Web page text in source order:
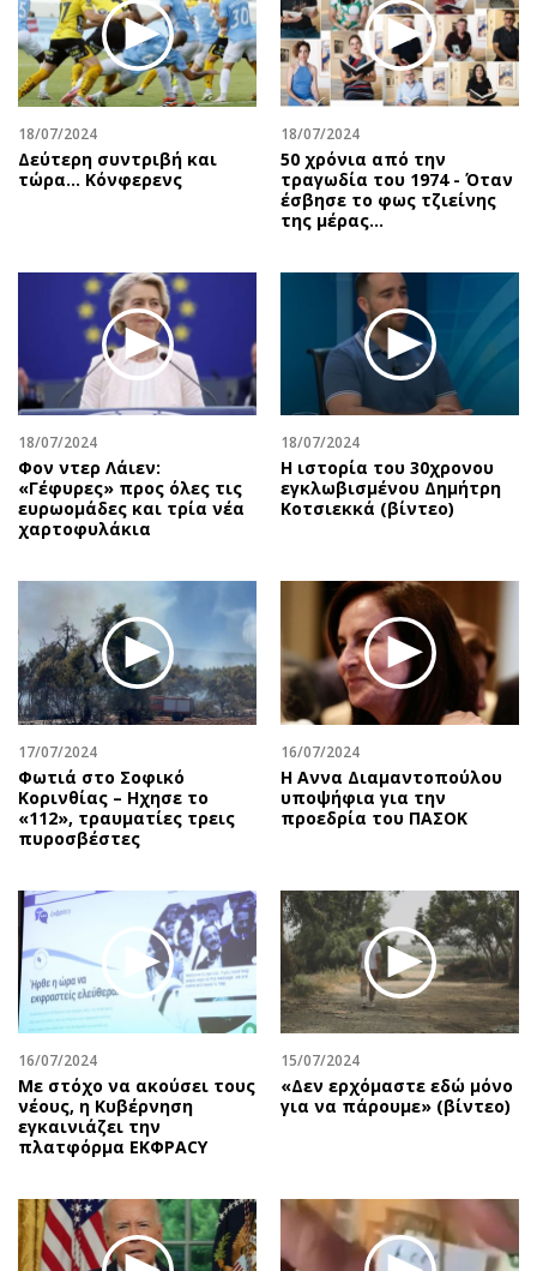
Χειρόγραφα
Επιστολές
18/07/2024
Δεύτερη συντριβή και
τώρα... Κόνφερενς
18/07/2024
50 χρόνια από την
τραγωδία του 1974 - Όταν
έσβησε το φως τζιείνης
της μέρας…
18/07/2024
Φον ντερ Λάιεν:
«Γέφυρες» προς όλες τις
ευρωομάδες και τρία νέα
χαρτοφυλάκια
18/07/2024
Η ιστορία του 30χρονου
εγκλωβισμένου Δημήτρη
Κοτσιεκκά (βίντεο)
17/07/2024
Φωτιά στο Σοφικό
Κορινθίας – Ηχησε το
«112», τραυματίες τρεις
πυροσβέστες
16/07/2024
Η Αννα Διαμαντοπούλου
υποψήφια για την
προεδρία του ΠΑΣΟΚ
16/07/2024
Με στόχο να ακούσει τους
νέους, η Κυβέρνηση
εγκαινιάζει την
πλατφόρμα ΕΚΦΡΑCY
15/07/2024
«Δεν ερχόμαστε εδώ μόνο
για να πάρουμε» (βίντεο)